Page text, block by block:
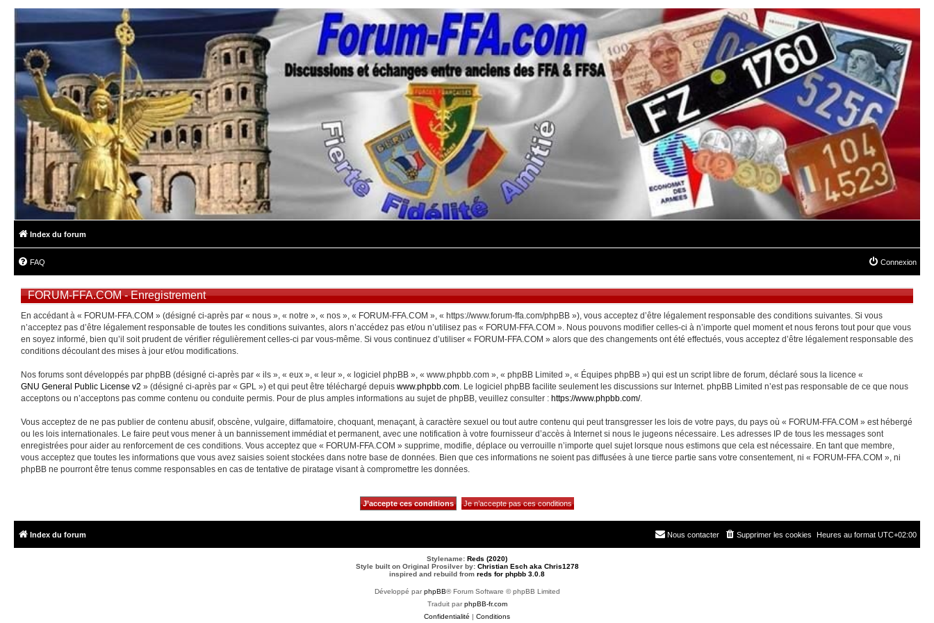
Index du forum
FAQ Connexion
FORUM-FFA.COM - Enregistrement
En accédant à « FORUM-FFA.COM » (désigné ci-après par « nous », « notre », « nos », « FORUM-FFA.COM », « https://www.forum-ffa.com/phpBB »), vous acceptez d’être légalement responsable des conditions suivantes. Si vous
n’acceptez pas d’être légalement responsable de toutes les conditions suivantes, alors n’accédez pas et/ou n’utilisez pas « FORUM-FFA.COM ». Nous pouvons modifier celles-ci à n’importe quel moment et nous ferons tout pour que vous
en soyez informé, bien qu’il soit prudent de vérifier régulièrement celles-ci par vous-même. Si vous continuez d’utiliser « FORUM-FFA.COM » alors que des changements ont été effectués, vous acceptez d’être légalement responsable des
conditions découlant des mises à jour et/ou modifications.
Nos forums sont développés par phpBB (désigné ci-après par « ils », « eux », « leur », « logiciel phpBB », « www.phpbb.com », « phpBB Limited », « Équipes phpBB ») qui est un script libre de forum, déclaré sous la licence «
GNU General Public License v2 » (désigné ci-après par « GPL ») et qui peut être téléchargé depuis www.phpbb.com. Le logiciel phpBB facilite seulement les discussions sur Internet. phpBB Limited n’est pas responsable de ce que nous
acceptons ou n’acceptons pas comme contenu ou conduite permis. Pour de plus amples informations au sujet de phpBB, veuillez consulter : https://www.phpbb.com/.
Vous acceptez de ne pas publier de contenu abusif, obscène, vulgaire, diffamatoire, choquant, menaçant, à caractère sexuel ou tout autre contenu qui peut transgresser les lois de votre pays, du pays où « FORUM-FFA.COM » est hébergé
ou les lois internationales. Le faire peut vous mener à un bannissement immédiat et permanent, avec une notification à votre fournisseur d’accès à Internet si nous le jugeons nécessaire. Les adresses IP de tous les messages sont
enregistrées pour aider au renforcement de ces conditions. Vous acceptez que « FORUM-FFA.COM » supprime, modifie, déplace ou verrouille n’importe quel sujet lorsque nous estimons que cela est nécessaire. En tant que membre,
vous acceptez que toutes les informations que vous avez saisies soient stockées dans notre base de données. Bien que ces informations ne soient pas diffusées à une tierce partie sans votre consentement, ni « FORUM-FFA.COM », ni
phpBB ne pourront être tenus comme responsables en cas de tentative de piratage visant à compromettre les données.
Index du forum Heures au format UTC+02:00
Supprimer les cookies
Nous contacter
Stylename: Reds (2020)
Style built on Original Prosilver by: Christian Esch aka Chris1278
inspired and rebuild from reds for phpbb 3.0.8
Développé parphpBB® Forum Software © phpBB Limited
Traduit parphpBB-fr.com
Confidentialité | Conditions